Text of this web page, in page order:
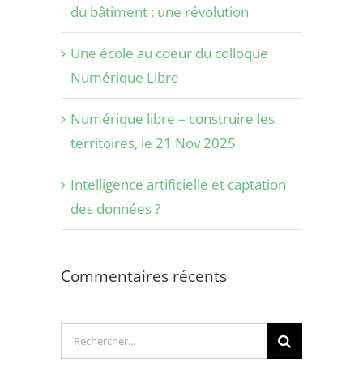
du bâtiment : une révolution
Une école au coeur du colloque
Numérique Libre
Numérique libre – construire les
territoires, le 21 Nov 2025
Intelligence artificielle et captation
des données ?
Commentaires récents
Rechercher: